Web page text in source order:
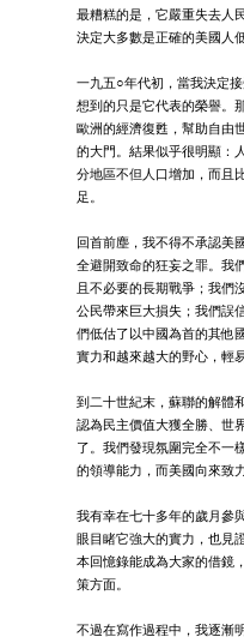
最糟糕的是，它嚴重失去人
決定大多數是正確的美國人
一九五○年代初，當我決定
想到的只是它代表的榮譽。
歐洲的經濟復甦，幫助自由
的大門。結果似乎很明顯：
分地區不但人口增加，而且
足。
回首前塵，我不得不承認美
全避開致命的狂妄之罪。我
且不必要的長期戰爭；我們
公民帶來巨大損失；我們誤
們低估了以中國為首的其他
實力和越來越大的野心，輕
到二十世紀末，蘇聯的解體
認為民主價值大獲全勝、世
了。我們發現氛圍完全不一
的領導能力，而美國向來致
我有幸在七十多年的歲月參
眼目睹它強大的實力，也見
本回憶錄能成為大家的借鏡
策方面。
不過在寫作過程中，我逐漸